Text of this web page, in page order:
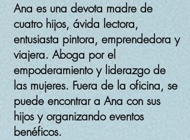
Ana es una devota madre de
cuatro hijos, ávida lectora,
entusiasta pintora, emprendedora y
viajera. Aboga por el
empoderamiento y liderazgo de
las mujeres. Fuera de la oficina, se
puede encontrar a Ana con sus
hijos y organizando eventos
benéficos.